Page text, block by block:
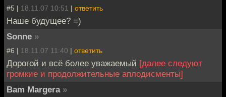
#5 | 18.11.07 10:51 | ответить
Наше будущее? =)
Sonne »
#6 | 18.11.07 11:40 | ответить
Дорогой и всё более уважаемый [далее следуют
громкие и продолжительные аплодисменты]
Bam Margera »